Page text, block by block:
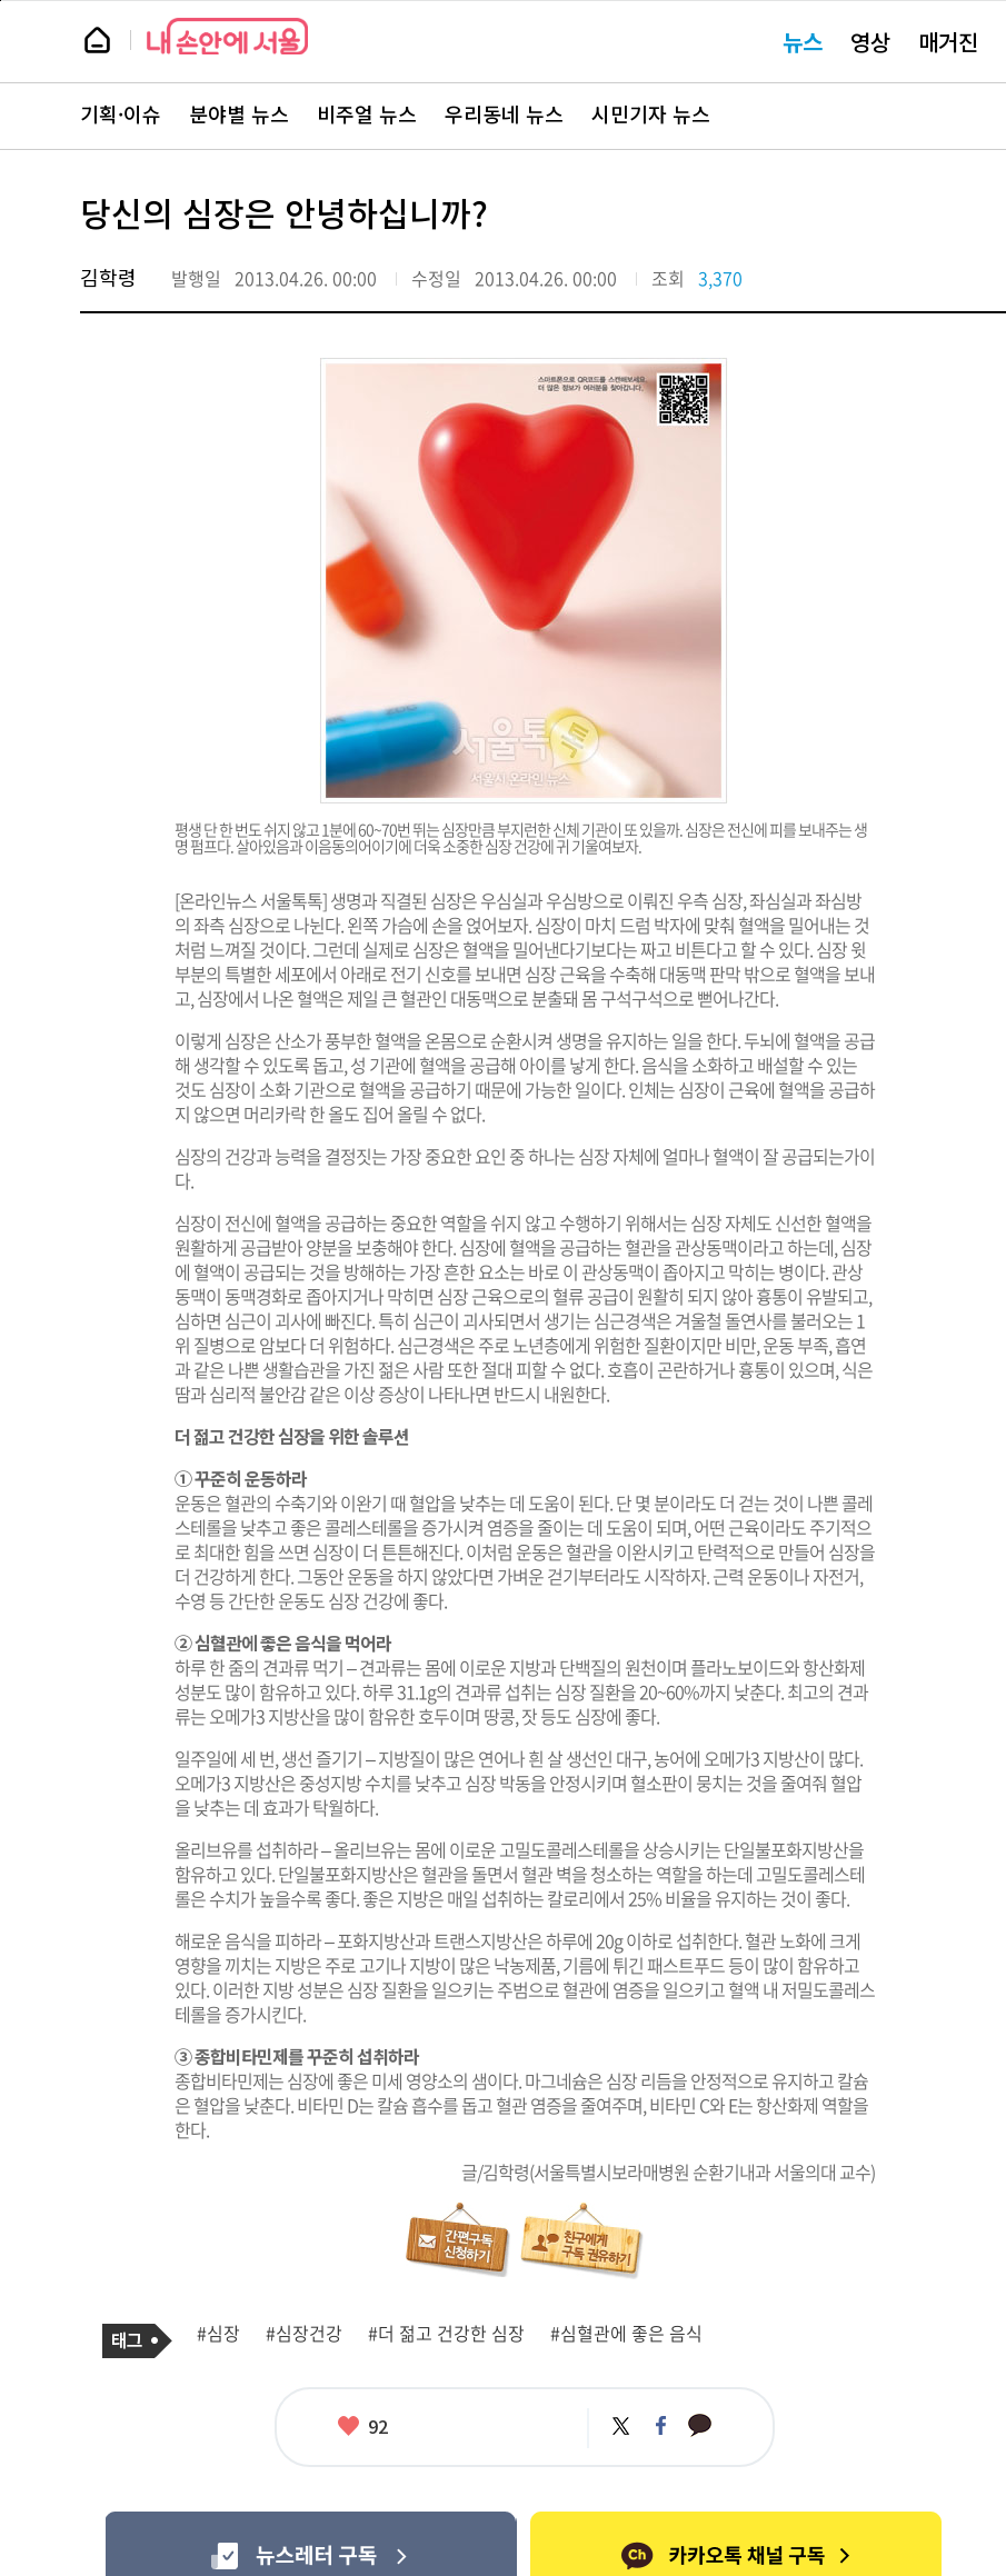
본
뉴
스 요뉴스 영상 매거진
뉴
스
주
서
바
로
기획·이슈 분야별 뉴스 비주얼 뉴스 우리동네 뉴스 시민기자 뉴스
당신의 심장은 안녕하십니까?
김학령 발행일 2013.04.26. 00:00 수정일 2013.04.26. 00:00 조회 3,370
평생 단 한 번도 쉬지 않고 1분에 60~70번 뛰는 심장만큼 부지런한 신체 기관이 또 있을까. 심장은 전신에 피를 보내주는 생
명 펌프다. 살아있음과 이음동의어이기에 더욱 소중한 심장 건강에 귀 기울여보자.
[온라인뉴스 서울톡톡] 생명과 직결된 심장은 우심실과 우심방으로 이뤄진 우측 심장, 좌심실과 좌심방
의 좌측 심장으로 나뉜다. 왼쪽 가슴에 손을 얹어보자. 심장이 마치 드럼 박자에 맞춰 혈액을 밀어내는 것
처럼 느껴질 것이다. 그런데 실제로 심장은 혈액을 밀어낸다기보다는 짜고 비튼다고 할 수 있다. 심장 윗
부분의 특별한 세포에서 아래로 전기 신호를 보내면 심장 근육을 수축해 대동맥 판막 밖으로 혈액을 보내
고, 심장에서 나온 혈액은 제일 큰 혈관인 대동맥으로 분출돼 몸 구석구석으로 뻗어나간다.
이렇게 심장은 산소가 풍부한 혈액을 온몸으로 순환시켜 생명을 유지하는 일을 한다. 두뇌에 혈액을 공급
해 생각할 수 있도록 돕고, 성 기관에 혈액을 공급해 아이를 낳게 한다. 음식을 소화하고 배설할 수 있는
것도 심장이 소화 기관으로 혈액을 공급하기 때문에 가능한 일이다. 인체는 심장이 근육에 혈액을 공급하
지 않으면 머리카락 한 올도 집어 올릴 수 없다.
심장의 건강과 능력을 결정짓는 가장 중요한 요인 중 하나는 심장 자체에 얼마나 혈액이 잘 공급되는가이
다.
심장이 전신에 혈액을 공급하는 중요한 역할을 쉬지 않고 수행하기 위해서는 심장 자체도 신선한 혈액을
원활하게 공급받아 양분을 보충해야 한다. 심장에 혈액을 공급하는 혈관을 관상동맥이라고 하는데, 심장
에 혈액이 공급되는 것을 방해하는 가장 흔한 요소는 바로 이 관상동맥이 좁아지고 막히는 병이다. 관상
동맥이 동맥경화로 좁아지거나 막히면 심장 근육으로의 혈류 공급이 원활히 되지 않아 흉통이 유발되고,
심하면 심근이 괴사에 빠진다. 특히 심근이 괴사되면서 생기는 심근경색은 겨울철 돌연사를 불러오는 1
위 질병으로 암보다 더 위험하다. 심근경색은 주로 노년층에게 위험한 질환이지만 비만, 운동 부족, 흡연
과 같은 나쁜 생활습관을 가진 젊은 사람 또한 절대 피할 수 없다. 호흡이 곤란하거나 흉통이 있으며, 식은
땀과 심리적 불안감 같은 이상 증상이 나타나면 반드시 내원한다.
더 젊고 건강한 심장을 위한 솔루션
① 꾸준히 운동하라
운동은 혈관의 수축기와 이완기 때 혈압을 낮추는 데 도움이 된다. 단 몇 분이라도 더 걷는 것이 나쁜 콜레
스테롤을 낮추고 좋은 콜레스테롤을 증가시켜 염증을 줄이는 데 도움이 되며, 어떤 근육이라도 주기적으
로 최대한 힘을 쓰면 심장이 더 튼튼해진다. 이처럼 운동은 혈관을 이완시키고 탄력적으로 만들어 심장을
더 건강하게 한다. 그동안 운동을 하지 않았다면 가벼운 걷기부터라도 시작하자. 근력 운동이나 자전거,
수영 등 간단한 운동도 심장 건강에 좋다.
② 심혈관에 좋은 음식을 먹어라
하루 한 줌의 견과류 먹기 – 견과류는 몸에 이로운 지방과 단백질의 원천이며 플라노보이드와 항산화제
성분도 많이 함유하고 있다. 하루 31.1g의 견과류 섭취는 심장 질환을 20~60%까지 낮춘다. 최고의 견과
류는 오메가3 지방산을 많이 함유한 호두이며 땅콩, 잣 등도 심장에 좋다.
일주일에 세 번, 생선 즐기기 – 지방질이 많은 연어나 흰 살 생선인 대구, 농어에 오메가3 지방산이 많다.
오메가3 지방산은 중성지방 수치를 낮추고 심장 박동을 안정시키며 혈소판이 뭉치는 것을 줄여줘 혈압
을 낮추는 데 효과가 탁월하다.
올리브유를 섭취하라 – 올리브유는 몸에 이로운 고밀도콜레스테롤을 상승시키는 단일불포화지방산을
함유하고 있다. 단일불포화지방산은 혈관을 돌면서 혈관 벽을 청소하는 역할을 하는데 고밀도콜레스테
롤은 수치가 높을수록 좋다. 좋은 지방은 매일 섭취하는 칼로리에서 25% 비율을 유지하는 것이 좋다.
해로운 음식을 피하라 – 포화지방산과 트랜스지방산은 하루에 20g 이하로 섭취한다. 혈관 노화에 크게
영향을 끼치는 지방은 주로 고기나 지방이 많은 낙농제품, 기름에 튀긴 패스트푸드 등이 많이 함유하고
있다. 이러한 지방 성분은 심장 질환을 일으키는 주범으로 혈관에 염증을 일으키고 혈액 내 저밀도콜레스
테롤을 증가시킨다.
③ 종합비타민제를 꾸준히 섭취하라
종합비타민제는 심장에 좋은 미세 영양소의 샘이다. 마그네슘은 심장 리듬을 안정적으로 유지하고 칼슘
은 혈압을 낮춘다. 비타민 D는 칼슘 흡수를 돕고 혈관 염증을 줄여주며, 비타민 C와 E는 항산화제 역할을
한다.
글/김학령(서울특별시보라매병원 순환기내과 서울의대 교수)
사
태
그
#심장 #심장건강 #더 젊고 건강한 심장 #심혈관에 좋은 음식
좋
92 트
위
페
이
카
카
페